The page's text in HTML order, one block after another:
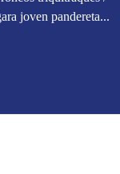
joven pandereta...